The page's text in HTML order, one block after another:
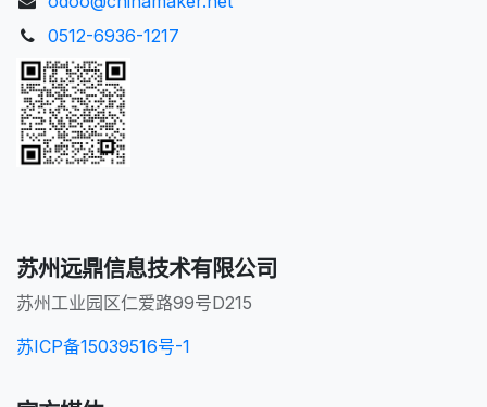
0512-6936-1217
苏州远鼎信息技术有限公司
苏州工业园区仁爱路99号D215
苏ICP备15039516号-1